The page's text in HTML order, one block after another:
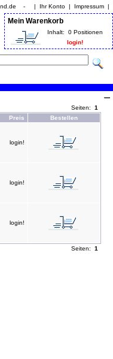
- | Ihr Konto | Impressum |
Mein Warenkorb
Inhalt:
0 Positionen
login!
Seiten: 1
Preis Bestellen
login!
login!
login!
Seiten: 1